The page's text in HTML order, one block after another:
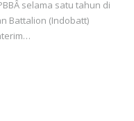
selama satu tahun di
Battalion (Indobatt)